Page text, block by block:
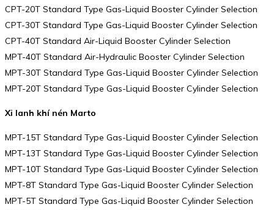
CPT-20T Standard Type Gas-Liquid Booster Cylinder Selection
CPT-30T Standard Type Gas-Liquid Booster Cylinder Selection
CPT-40T Standard Air-Liquid Booster Cylinder Selection
MPT-40T Standard Air-Hydraulic Booster Cylinder Selection
MPT-30T Standard Type Gas-Liquid Booster Cylinder Selection
MPT-20T Standard Type Gas-Liquid Booster Cylinder Selection
Xi lanh khí nén Marto
MPT-15T Standard Type Gas-Liquid Booster Cylinder Selection
MPT-13T Standard Type Gas-Liquid Booster Cylinder Selection
MPT-10T Standard Type Gas-Liquid Booster Cylinder Selection
MPT-8T Standard Type Gas-Liquid Booster Cylinder Selection
MPT-5T Standard Type Gas-Liquid Booster Cylinder Selection